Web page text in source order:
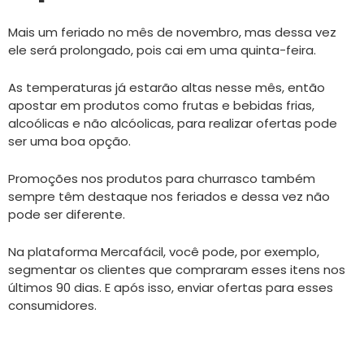
Mais um feriado no mês de novembro, mas dessa vez
ele será prolongado, pois cai em uma quinta-feira.
As temperaturas já estarão altas nesse mês, então
apostar em produtos como frutas e bebidas frias,
alcoólicas e não alcóolicas, para realizar ofertas pode
ser uma boa opção.
Promoções nos produtos para churrasco também
sempre têm destaque nos feriados e dessa vez não
pode ser diferente.
Na plataforma Mercafácil, você pode, por exemplo,
segmentar os clientes que compraram esses itens nos
últimos 90 dias. E após isso, enviar ofertas para esses
consumidores.